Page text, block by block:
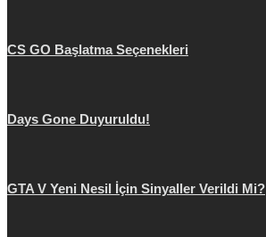
CS GO Başlatma Seçenekleri
Days Gone Duyuruldu!
GTA V Yeni Nesil İçin Sinyaller Verildi Mi?